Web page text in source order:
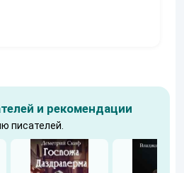
и рекомендации
писателей.